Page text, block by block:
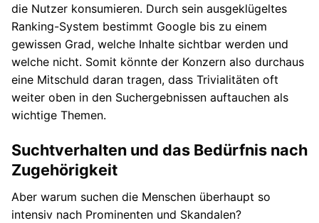
die Nutzer konsumieren. Durch sein ausgeklügeltes
Ranking-System bestimmt Google bis zu einem
gewissen Grad, welche Inhalte sichtbar werden und
welche nicht. Somit könnte der Konzern also durchaus
eine Mitschuld daran tragen, dass Trivialitäten oft
weiter oben in den Suchergebnissen auftauchen als
wichtige Themen.
Suchtverhalten und das Bedürfnis nach
Zugehörigkeit
Aber warum suchen die Menschen überhaupt so
intensiv nach Prominenten und Skandalen?